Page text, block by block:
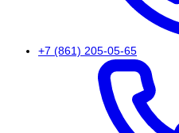
+7 (861) 205-05-65